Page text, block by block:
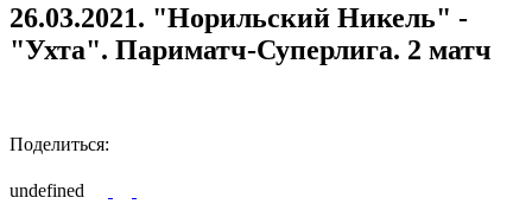
26.03.2021. "Норильский Никель" -
"Ухта". Париматч-Суперлига. 2 матч
Поделиться:
undefined